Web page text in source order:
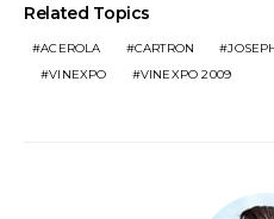
Related Topics
ACEROLA CARTRON
VINEXPO
VINEXPO 2009